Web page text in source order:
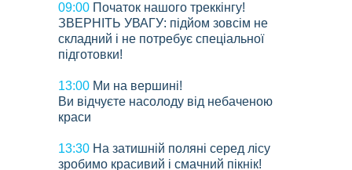
09:00 Початок нашого треккінгу!
ЗВЕРНІТЬ УВАГУ: підйом зовсім не
складний і не потребує спеціальної
підготовки!
13:00 Ми на вершині!
Ви відчуєте насолоду від небаченою
краси
13:30 На затишній поляні серед лісу
зробимо красивий і смачний пікнік!